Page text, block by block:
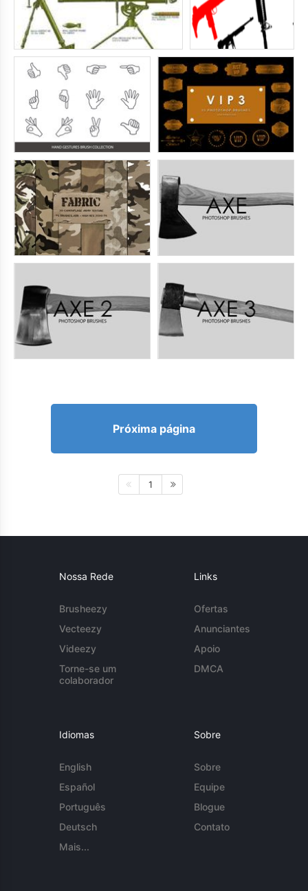
Próxima página
1
Nossa Rede
Brusheezy
Vecteezy
Videezy
Torne-se um
colaborador
Links
Ofertas
Anunciantes
Apoio
DMCA
Idiomas
English
Español
Português
Deutsch
Mais...
Sobre
Sobre
Equipe
Blogue
Contato